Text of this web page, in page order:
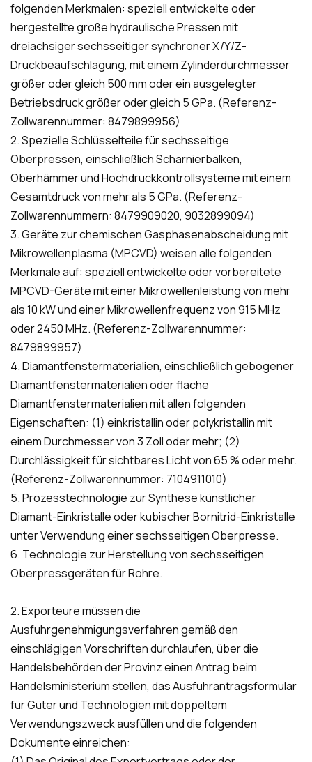
folgenden Merkmalen: speziell entwickelte oder
hergestellte große hydraulische Pressen mit
dreiachsiger sechsseitiger synchroner X/Y/Z-
Druckbeaufschlagung, mit einem Zylinderdurchmesser
größer oder gleich 500 mm oder ein ausgelegter
Betriebsdruck größer oder gleich 5 GPa. (Referenz-
Zollwarennummer: 8479899956)
2. Spezielle Schlüsselteile für sechsseitige
Oberpressen, einschließlich Scharnierbalken,
Oberhämmer und Hochdruckkontrollsysteme mit einem
Gesamtdruck von mehr als 5 GPa. (Referenz-
Zollwarennummern: 8479909020, 9032899094)
3. Geräte zur chemischen Gasphasenabscheidung mit
Mikrowellenplasma (MPCVD) weisen alle folgenden
Merkmale auf: speziell entwickelte oder vorbereitete
MPCVD-Geräte mit einer Mikrowellenleistung von mehr
als 10 kW und einer Mikrowellenfrequenz von 915 MHz
oder 2450 MHz. (Referenz-Zollwarennummer:
8479899957)
4. Diamantfenstermaterialien, einschließlich gebogener
Diamantfenstermaterialien oder flache
Diamantfenstermaterialien mit allen folgenden
Eigenschaften: (1) einkristallin oder polykristallin mit
einem Durchmesser von 3 Zoll oder mehr; (2)
Durchlässigkeit für sichtbares Licht von 65 % oder mehr.
(Referenz-Zollwarennummer: 7104911010)
5. Prozesstechnologie zur Synthese künstlicher
Diamant-Einkristalle oder kubischer Bornitrid-Einkristalle
unter Verwendung einer sechsseitigen Oberpresse.
6. Technologie zur Herstellung von sechsseitigen
Oberpressgeräten für Rohre.
2. Exporteure müssen die
Ausfuhrgenehmigungsverfahren gemäß den
einschlägigen Vorschriften durchlaufen, über die
Handelsbehörden der Provinz einen Antrag beim
Handelsministerium stellen, das Ausfuhrantragsformular
für Güter und Technologien mit doppeltem
Verwendungszweck ausfüllen und die folgenden
Dokumente einreichen: